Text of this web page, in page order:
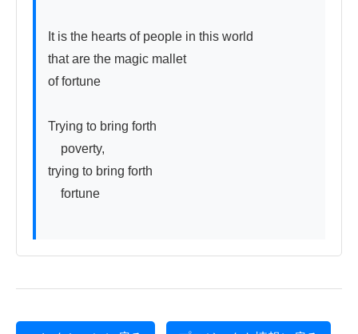
It is the hearts of people in this world
that are the magic mallet
of fortune
Trying to bring forth
poverty,
trying to bring forth
fortune